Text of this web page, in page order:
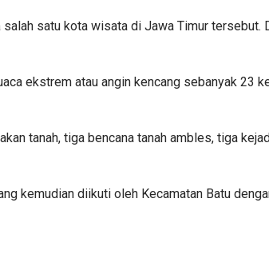
satu kota wisata di Jawa Timur
ekstrem atau angin kencang sebanyak 23
tanah, tiga bencana tanah ambles, tiga
kemudian diikuti oleh Kecamatan Batu